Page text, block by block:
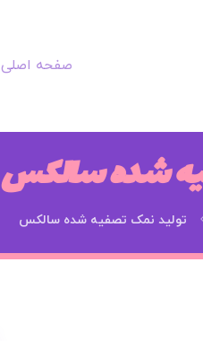
صفحه اصلی
شده سالکس
تولید نمک تصفیه شده سالکس